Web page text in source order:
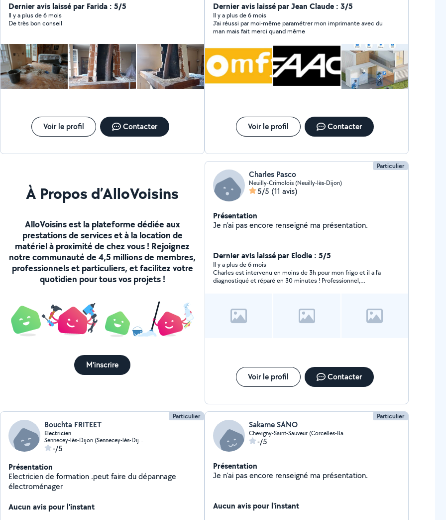
Dernier avis laissé par Farida : 5/5
Il y a plus de 6 mois
De très bon conseil
Voir le profil Contacter
Dernier avis laissé par Jean Claude : 3/5
Il y a plus de 6 mois
J'ai réussi par moi-même paramétrer mon imprimante avec du
man mais fait merci quand même
Voir le profil Contacter
À Propos d’AlloVoisins
AlloVoisins est la plateforme dédiée aux
prestations de services et à la location de
matériel à proximité de chez vous ! Rejoignez
notre communauté de 4,5 millions de membres,
professionnels et particuliers, et facilitez votre
quotidien pour tous vos projets !
M'inscrire
Particulier
Charles Pasco
Neuilly-Crimolois (Neuilly-lès-Dijon)
5/5 (11 avis)
Présentation
Je n'ai pas encore renseigné ma présentation.
Dernier avis laissé par Elodie : 5/5
Il y a plus de 6 mois
Charles est intervenu en moins de 3h pour mon frigo et il a l'a
diagnostiqué et réparé en 30 minutes ! Professionnel,
Voir le profil Contacter
Particulier
Bouchta FRITEET
Electricien
Sennecey-lès-Dijon (Sennecey-lès-Dijon)
-/5
Présentation
Electricien de formation .peut faire du dépannage
électroménager
Aucun avis pour l'instant
Particulier
Sakame SANO
Chevigny-Saint-Sauveur (Corcelles-Bas de Chanot)
-/5
Présentation
Je n'ai pas encore renseigné ma présentation.
Aucun avis pour l'instant